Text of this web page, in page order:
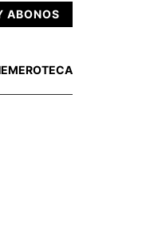
ABONOS
ENERO 2027